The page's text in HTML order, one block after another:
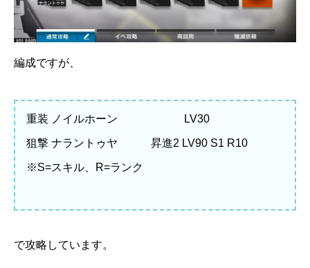
編成ですが、
重装 ノイルホーン LV30
狙撃 ナラントゥヤ 昇進2 LV90 S1 R10
※S=スキル、R=ランク
で攻略しています。